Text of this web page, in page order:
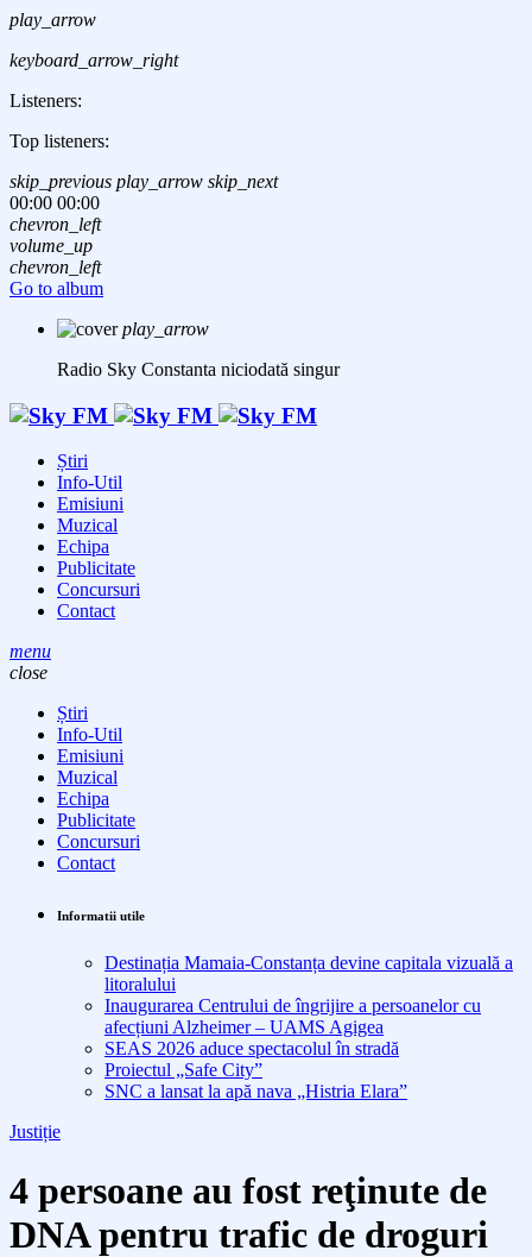
play_arrow
keyboard_arrow_right
Listeners:
Top listeners:
skip_previous play_arrow skip_next
00:00 00:00
chevron_left
volume_up
chevron_left
Go to album
play_arrow
Radio Sky Constanta niciodată singur
Știri
Info-Util
Emisiuni
Muzical
Echipa
Publicitate
Concursuri
Contact
menu
close
Știri
Info-Util
Emisiuni
Muzical
Echipa
Publicitate
Concursuri
Contact
Informatii utile
Destinația Mamaia-Constanța devine capitala vizuală a
litoralului
Inaugurarea Centrului de îngrijire a persoanelor cu
afecțiuni Alzheimer – UAMS Agigea
SEAS 2026 aduce spectacolul în stradă
Proiectul „Safe City”
SNC a lansat la apă nava „Histria Elara”
Justiție
4 persoane au fost reţinute de
DNA pentru trafic de droguri